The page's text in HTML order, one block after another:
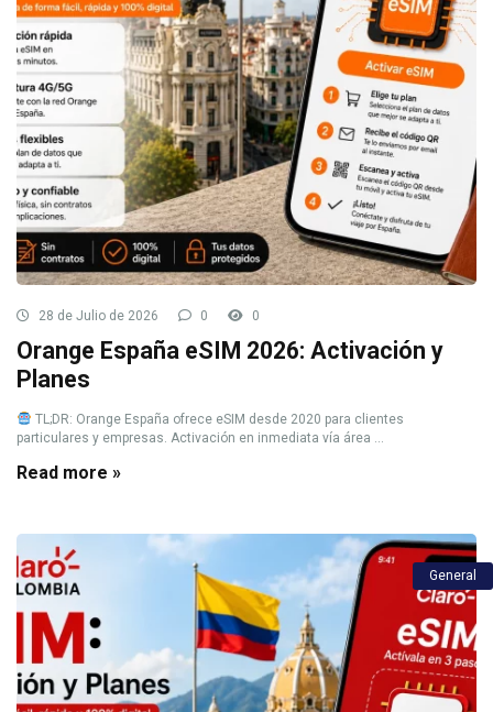
28 de Julio de 2026 0 0
Orange España eSIM 2026: Activación y
Planes
TL;DR: Orange España ofrece eSIM desde 2020 para clientes
particulares y empresas. Activación en inmediata vía área ...
Read more »
General